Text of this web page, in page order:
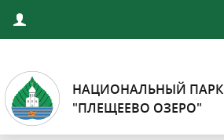
НАЦИОНАЛЬНЫЙ ПАРК
"ПЛЕЩЕЕВО ОЗЕРО"